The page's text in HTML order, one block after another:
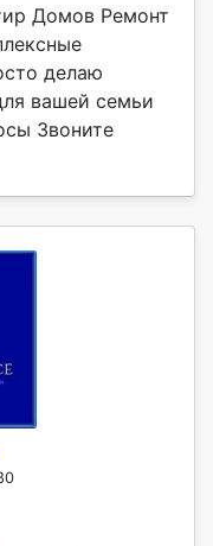
Домов Ремонт
делаю
вашей семьи
Звоните